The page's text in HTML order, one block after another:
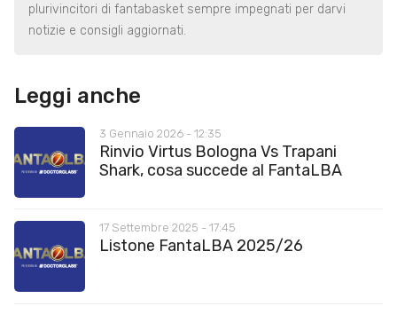
plurivincitori di fantabasket sempre impegnati per darvi
notizie e consigli aggiornati.
Leggi anche
3 Gennaio 2026 - 12:35
Rinvio Virtus Bologna Vs Trapani
Shark, cosa succede al FantaLBA
17 Settembre 2025 - 17:45
Listone FantaLBA 2025/26